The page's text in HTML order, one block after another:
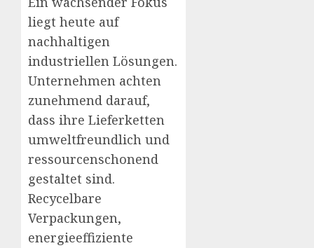
liegt heute auf
nachhaltigen
industriellen Lösungen.
Unternehmen achten
zunehmend darauf,
dass ihre Lieferketten
umweltfreundlich und
ressourcenschonend
gestaltet sind.
Recycelbare
Verpackungen,
energieeffiziente